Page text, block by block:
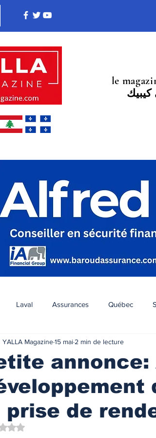
le
كيبيك
Laval Assurances Québec
Soin Esthétique La communauté
Monde Ontario Humain Femme
prise de
YALLA Magazine15 mai 2 min de lecture
Noté NaN étoiles sur 5.